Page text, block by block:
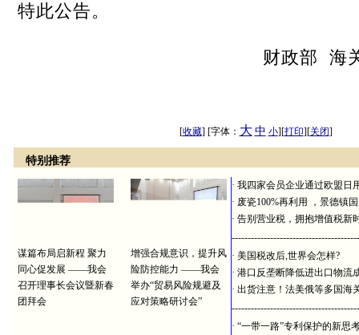
特此公告。
财政部 海
[收藏] [字体： 大 中 小][打印][关闭]
特别推荐
谋篇布局启新程 聚力
同心促发展 ——我会
召开理事长会议暨新春
团拜会
增强合规意识，提升风
险防控能力 ——我会
举办“贸易风险规避及
应对策略研讨会”
· 我四家会员企业通过欧盟日
· 废瓷100%再利用 ，景德镇
· 告别营业税，拥抱增值税新
· 美国税改后,世界会怎样?
· 港口反垄断降低进出口物流
· 出货注意！法美俄等多国海
· “一带一路”专利保护的新思